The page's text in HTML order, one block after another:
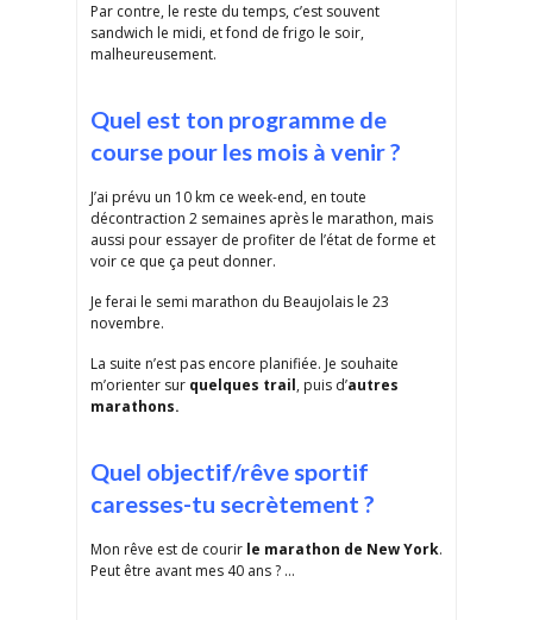
Par contre, le reste du temps, c’est souvent
sandwich le midi, et fond de frigo le soir,
malheureusement.
Quel est ton programme de
course pour les mois à venir ?
J’ai prévu un 10 km ce week-end, en toute
décontraction 2 semaines après le marathon, mais
aussi pour essayer de profiter de l’état de forme et
voir ce que ça peut donner.
Je ferai le semi marathon du Beaujolais le 23
novembre.
La suite n’est pas encore planifiée. Je souhaite
m’orienter sur quelques trail, puis d’autres
marathons.
Quel objectif/rêve sportif
caresses-tu secrètement ?
Mon rêve est de courir le marathon de New York.
Peut être avant mes 40 ans ? …